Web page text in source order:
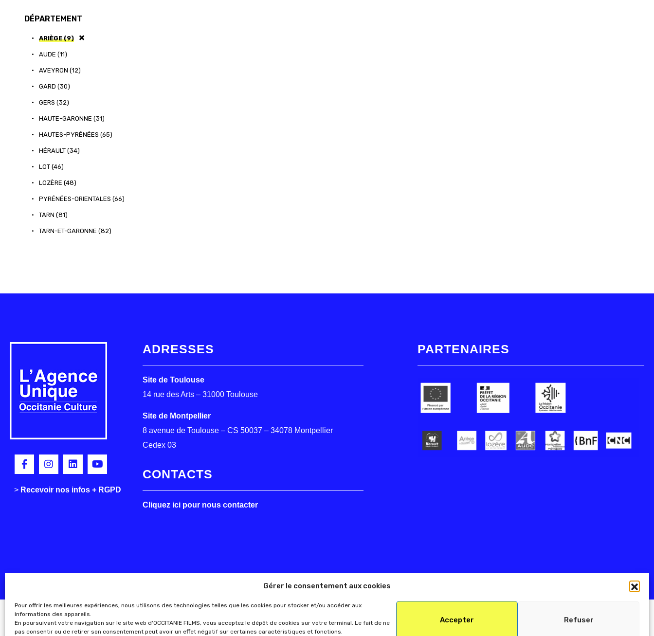
Gérer le consentement aux cookies
Pour offrir les meilleures expériences, nous utilisons des technologies telles que les cookies pour stocker et/ou accéder aux
informations des appareils.
En poursuivant votre navigation sur le site web d'OCCITANIE FILMS, vous acceptez le dépôt de cookies sur votre terminal. Le fait de ne
pas consentir ou de retirer son consentement peut avoir un effet négatif sur certaines caractéristiques et fonctions.
Accepter Refuser
DÉPARTEMENT
• ARIÈGE (9)
• AUDE (11)
• AVEYRON (12)
• GARD (30)
• GERS (32)
• HAUTE-GARONNE (31)
• HAUTES-PYRÉNÉES (65)
• HÉRAULT (34)
• LOT (46)
• LOZÈRE (48)
• PYRÉNÉES-ORIENTALES (66)
• TARN (81)
• TARN-ET-GARONNE (82)
> Recevoir nos infos + RGPD
ADRESSES
Site de Toulouse
14 rue des Arts – 31000 Toulouse
Site de Montpellier
8 avenue de Toulouse – CS 50037 – 34078 Montpellier
Cedex 03
CONTACTS
Cliquez ici pour nous contacter
PARTENAIRES